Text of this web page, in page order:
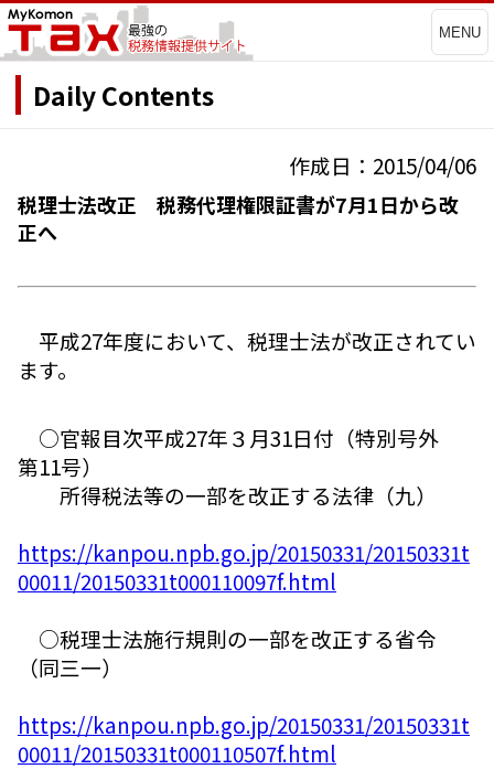
MENU
Daily Contents
作成日：2015/04/06
税理士法改正 税務代理権限証書が7月1日から改
正へ
平成27年度において、税理士法が改正されてい
ます。
○官報目次平成27年３月31日付（特別号外
第11号）
所得税法等の一部を改正する法律（九）
https://kanpou.npb.go.jp/20150331/20150331t
00011/20150331t000110097f.html
○税理士法施行規則の一部を改正する省令
（同三一）
https://kanpou.npb.go.jp/20150331/20150331t
00011/20150331t000110507f.html